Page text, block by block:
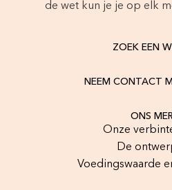
de wet kun je je op elk
ZOEK EEN
NEEM CONTACT
ONS
Onze
De
Voedingswaarde